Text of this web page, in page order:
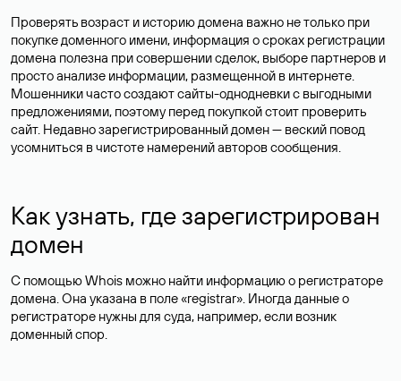
Проверять возраст и историю домена важно не только при
покупке доменного имени, информация о сроках регистрации
домена полезна при совершении сделок, выборе партнеров и
просто анализе информации, размещенной в интернете.
Мошенники часто создают сайты-однодневки с выгодными
предложениями, поэтому перед покупкой стоит проверить
сайт. Недавно зарегистрированный домен — веский повод
усомниться в чистоте намерений авторов сообщения.
Как узнать, где зарегистрирован
домен
С помощью Whois можно найти информацию о регистраторе
домена. Она указана в поле «registrar». Иногда данные о
регистраторе нужны для суда, например, если возник
доменный спор.